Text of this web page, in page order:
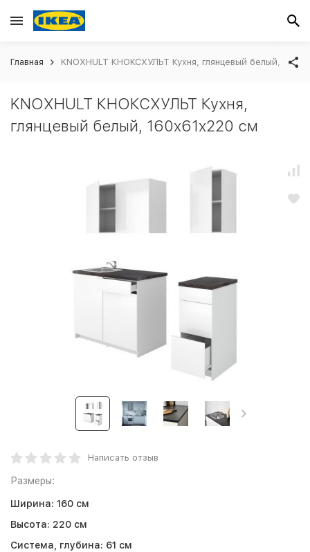
Главная KNOXHULT КНОКСХУЛЬТ Кухня, глянцевый белый,
KNOXHULT КНОКСХУЛЬТ Кухня,
глянцевый белый, 160x61x220 см
Написать отзыв
Размеры:
Ширина: 160 см
Высота: 220 см
Система, глубина: 61 см